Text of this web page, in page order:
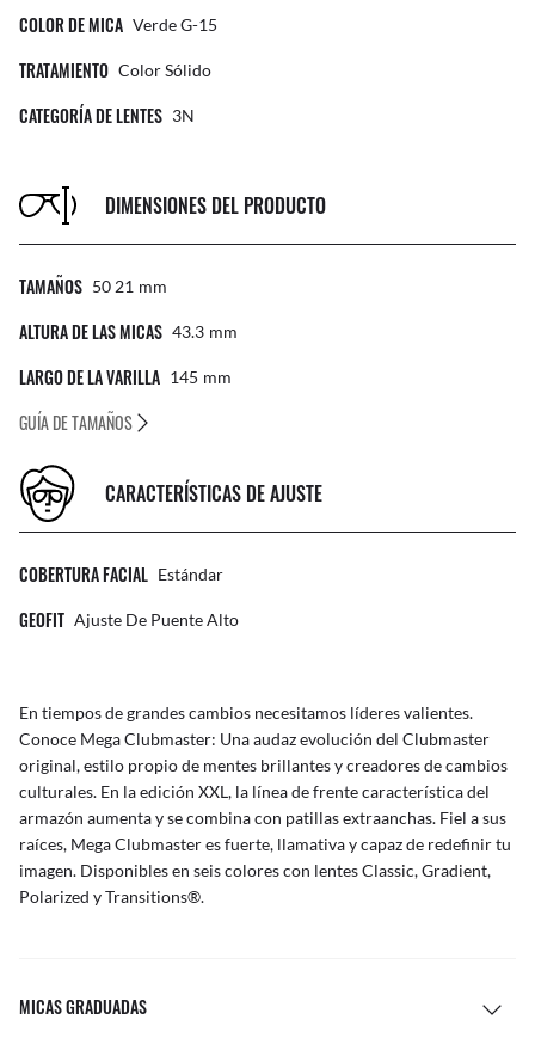
COLOR DE MICA Verde G-15
TRATAMIENTO Color Sólido
CATEGORÍA DE LENTES 3N
DIMENSIONES DEL PRODUCTO
TAMAÑOS 50 21 Mm
ALTURA DE LAS MICAS 43.3 Mm
LARGO DE LA VARILLA 145 Mm
GUÍA DE TAMAÑOS
CARACTERÍSTICAS DE AJUSTE
COBERTURA FACIAL Estándar
GEOFIT Ajuste De Puente Alto
En tiempos de grandes cambios necesitamos líderes valientes.
Conoce Mega Clubmaster: Una audaz evolución del Clubmaster
original, estilo propio de mentes brillantes y creadores de cambios
culturales. En la edición XXL, la línea de frente característica del
armazón aumenta y se combina con patillas extraanchas. Fiel a sus
raíces, Mega Clubmaster es fuerte, llamativa y capaz de redefinir tu
imagen. Disponibles en seis colores con lentes Classic, Gradient,
Polarized y Transitions®.
MICAS GRADUADAS